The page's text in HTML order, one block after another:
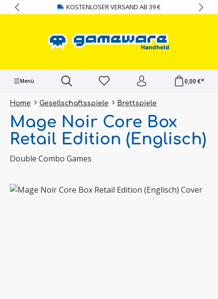
springen KOSTENLOSER VERSAND AB 39 €
Menü 0,00 €*
Home Gesellschaftsspiele Brettspiele
Mage Noir Core Box
Retail Edition (Englisch)
Double Combo Games
Bildergalerie überspringen